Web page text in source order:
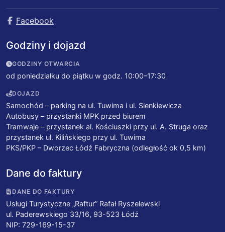
Facebook
Godziny i dojazd
GODZINY OTWARCIA
od poniedziałku do piątku w godz. 10:00–17:30
DOJAZD
Samochód – parking na ul. Tuwima i ul. Sienkiewicza
Autobusy – przystanki MPK przed biurem
Tramwaje – przystanek al. Kościuszki przy ul. A. Struga oraz
przystanek ul. Kilińskiego przy ul. Tuwima
PKS/PKP – Dworzec Łódź Fabryczna (odległość ok 0,5 km)
Dane do faktury
DANE DO FAKTURY
Usługi Turystyczne „Raftur” Rafał Ryszelewski
ul. Paderewskiego 33/16, 93-523 Łódź
NIP: 729-169-15-37